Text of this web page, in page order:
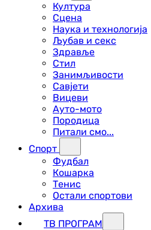
Култура
Сцена
Наука и технологија
Љубав и секс
Здравље
Стил
Занимљивости
Савјети
Вицеви
Ауто-мото
Породица
Питали смо...
Спорт
Фудбал
Кошарка
Тенис
Остали спортови
Архива
ТВ ПРОГРАМ